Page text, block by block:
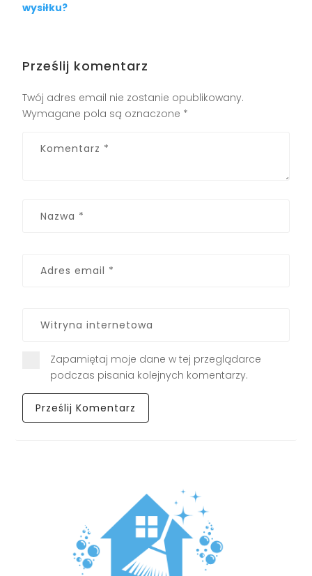
wysiłku?
Prześlij komentarz
Twój adres email nie zostanie opublikowany.
Wymagane pola są oznaczone *
Zapamiętaj moje dane w tej przeglądarce
podczas pisania kolejnych komentarzy.